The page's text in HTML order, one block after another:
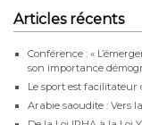
Articles récents
Conférence : «
son importance
Le sport est
Arabie saoudite : Vers